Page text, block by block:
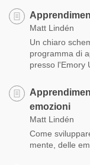
Matt Lindén
Un chiaro
programma di
presso l'Emory
emozioni
Matt Lindén
Come
mente, delle